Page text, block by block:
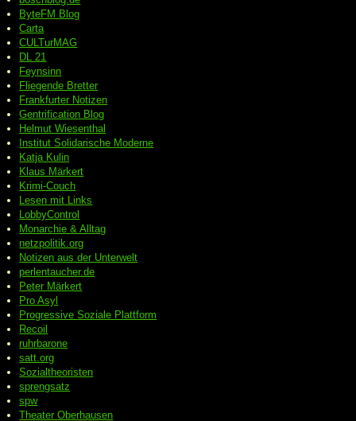
ByteFM Blog
Carta
CULTurMAG
DL 21
Feynsinn
Fliegende Bretter
Frankfurter Notizen
Gentrification Blog
Helmut Wiesenthal
Institut Solidarische Moderne
Katja Kulin
Klaus Märkert
Krimi-Couch
Lesen mit Links
LobbyControl
Monarchie & Alltag
netzpolitik.org
Notizen aus der Unterwelt
perlentaucher.de
Peter Märkert
Pro Asyl
ProgressiveSoziale Plattform
Recoil
ruhrbarone
satt.org
Sozialtheoristen
sprengsatz
spw
Theater Oberhausen